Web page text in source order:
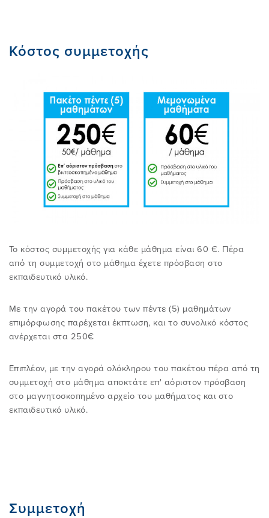
Κόστος συμμετοχής
Το κόστος συμμετοχής για κάθε μάθημα είναι 60 €. Πέρα
από τη συμμετοχή στο μάθημα έχετε πρόσβαση στο
εκπαιδευτικό υλικό.
Με την αγορά του πακέτου των πέντε (5) μαθημάτων
επιμόρφωσης παρέχεται έκπτωση, και το συνολικό κόστος
ανέρχεται στα 250€
Επιπλέον, με την αγορά ολόκληρου του πακέτου πέρα από τη
συμμετοχή στο μάθημα αποκτάτε επ' αόριστον πρόσβαση
στο μαγνητοσκοπημένο αρχείο του μαθήματος και στο
εκπαιδευτικό υλικό.
Συμμετοχή